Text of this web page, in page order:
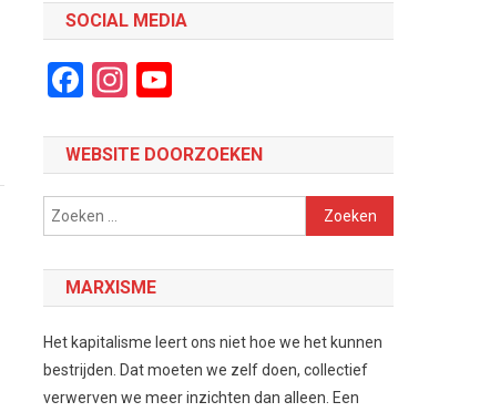
SOCIAL MEDIA
Facebook
Instagram
WEBSITE DOORZOEKEN
Zoeken
naar:
MARXISME
Het kapitalisme leert ons niet hoe we het kunnen
bestrijden. Dat moeten we zelf doen, collectief
verwerven we meer inzichten dan alleen. Een